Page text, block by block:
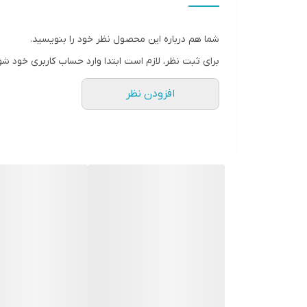
شما هم درباره این محصول نظر خود را بنویسید.
برای ثبت نظر، لازم است ابتدا وارد حساب کاربری خود
افزودن نظر